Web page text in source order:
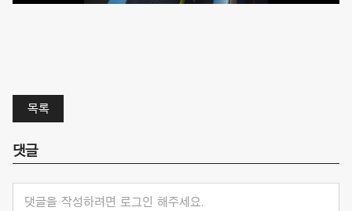
목록
댓글
댓글을 작성하려면 로그인 해주세요.